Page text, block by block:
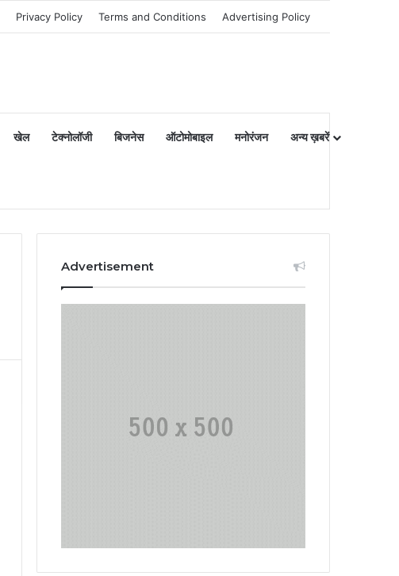
Privacy Policy Terms and Conditions Advertising Policy
खेल टेक्नोलॉजी बिजनेस ऑटोमोबाइल मनोरंजन अन्य ख़बरें
Advertisement